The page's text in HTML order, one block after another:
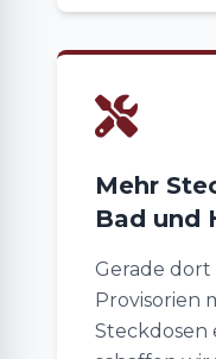
Mehr
Bad und
Gerade
Provisorien
Steckdosen